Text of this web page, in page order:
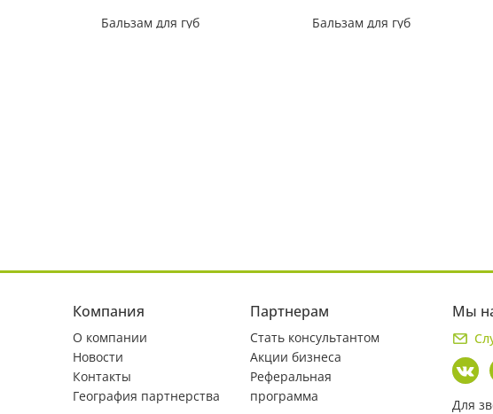
Бальзам для губ
Бальзам для губ
Компания
О компании
Новости
Контакты
География партнерства
Партнерам
Стать консультантом
Акции бизнеса
Реферальная
программа
Мы
Для